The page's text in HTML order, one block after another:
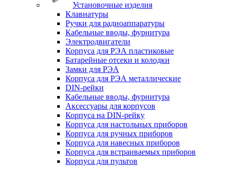
Установочные изделия
Клавиатуры
Ручки для радиоаппаратуры
Кабельные вводы, фурнитура
Электродвигатели
Корпуса для РЭА пластиковые
Батарейные отсеки и колодки
Замки для РЭА
Корпуса для РЭА металлические
DIN-рейки
Кабельные вводы, фурнитура
Аксессуары для корпусов
Корпуса на DIN-рейку
Корпуса для настольных приборов
Корпуса для ручных приборов
Корпуса для навесных приборов
Корпуса для встраиваемых приборов
Корпуса для пультов